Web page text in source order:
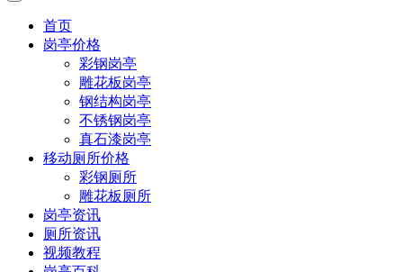
首页
岗亭价格
彩钢岗亭
雕花板岗亭
钢结构岗亭
不锈钢岗亭
真石漆岗亭
移动厕所价格
彩钢厕所
雕花板厕所
岗亭资讯
厕所资讯
视频教程